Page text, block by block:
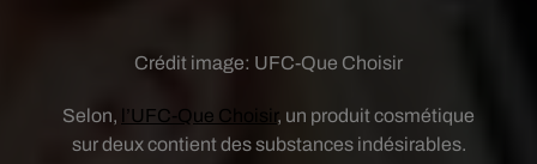
Crédit image: UFC-Que Choisir
Selon, l’UFC-Que Choisir, un produit cosmétique
sur deux contient des substances indésirables.